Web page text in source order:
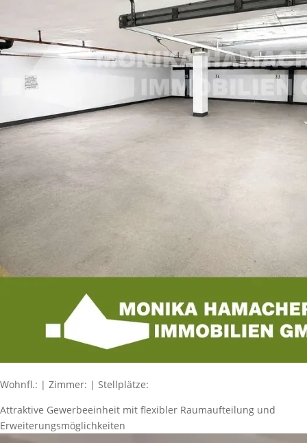
Wohnfl.: | Zimmer: | Stellplätze:
Attraktive Gewerbeeinheit mit flexibler Raumaufteilung und
Erweiterungsmöglichkeiten